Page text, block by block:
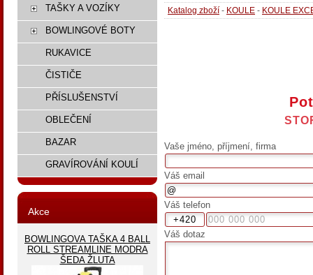
Katalog zboží - KOULE - KOULE
Vaše jméno, příjmení, firma
Váš email
Váš telefon
Váš dotaz
TAŠKY A VOZÍKY
BOWLINGOVÉ BOTY
RUKAVICE
ČISTIČE
PŘÍSLUŠENSTVÍ
OBLEČENÍ
BAZAR
GRAVÍROVÁNÍ KOULÍ
Akce
BOWLINGOVA TAŠKA 4 BALL
ROLL STREAMLINE MODRA
ŠEDA ŽLUTA